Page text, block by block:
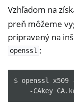
Vzhľadom na
preň môžeme
pripravený na
openssl :
$ openssl x509
-CAkey